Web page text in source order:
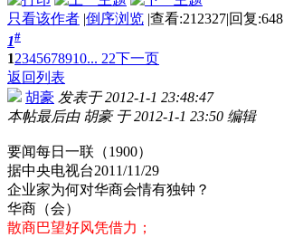
只看该作者 |倒序浏览 |查看:212327|回复:648
1#
12345678910... 22下一页
返回列表
胡豪 发表于 2012-1-1 23:48:47
本帖最后由 胡豪 于 2012-1-1 23:50 编辑
要闻每日一联（1900）
据中央电视台2011/11/29
企业家为何对华商会情有独钟？
华商（会）
散商巴望好风凭借力；